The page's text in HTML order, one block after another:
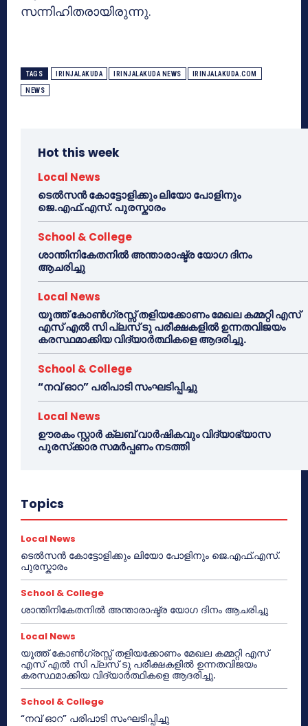
സന്നിഹിതരായിരുന്നു.
TAGS IRINJALAKUDA IRINJALAKUDA NEWS IRINJALAKUDA.COM
NEWS
Hot this week
Local News
ടെൽസൻ കോട്ടോളിക്കും ലിയോ പോളിനും
ജെ.എഫ്.എസ്. പുരസ്കാരം
School & College
ശാന്തിനികേതനിൽ അന്താരാഷ്ട്ര യോഗ ദിനം
ആചരിച്ചു
Local News
യൂത്ത് കോൺഗ്രസ്സ് തളിയക്കോണം മേഖല കമ്മറ്റി എസ്
എസ് എൽ സി പ്ലസ് ടു പരീക്ഷകളിൽ ഉന്നതവിജയം
കരസ്ഥമാക്കിയ വിദ്യാർത്ഥികളെ ആദരിച്ചു.
School & College
“നവ് ഓറ” പരിപാടി സംഘടിപ്പിച്ചു
Local News
ഊരകം സ്റ്റാർ ക്ലബ് വാർഷികവും വിദ്യാഭ്യാസ
പുരസ്‌ക്കാര സമർപ്പണം നടത്തി
Topics
Local News
ടെൽസൻ കോട്ടോളിക്കും ലിയോ പോളിനും ജെ.എഫ്.എസ്.
പുരസ്കാരം
School & College
ശാന്തിനികേതനിൽ അന്താരാഷ്ട്ര യോഗ ദിനം ആചരിച്ചു
Local News
യൂത്ത് കോൺഗ്രസ്സ് തളിയക്കോണം മേഖല കമ്മറ്റി എസ്
എസ് എൽ സി പ്ലസ് ടു പരീക്ഷകളിൽ ഉന്നതവിജയം
കരസ്ഥമാക്കിയ വിദ്യാർത്ഥികളെ ആദരിച്ചു.
School & College
“നവ് ഓറ” പരിപാടി സംഘടിപ്പിച്ചു